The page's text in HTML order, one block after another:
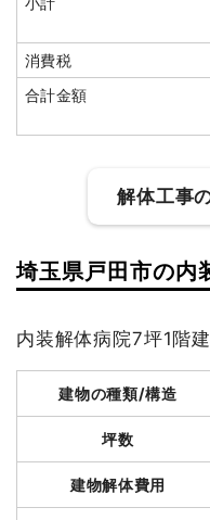
消費税
建物の種類/構造
建物解体費用
総額
品名
消費税
合計金額
解体工事
建物の種類/構造
坪数
建物解体費用
総額
品名
埼玉県戸田市の内
内装解体病院7坪1階
建物の種類/構造
坪数
建物解体費用